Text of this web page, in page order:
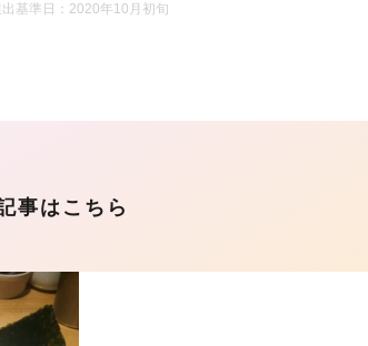
出基準日：2020年10月初旬
事はこちら